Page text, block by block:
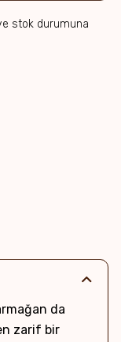
stok durumuna
da
zarif bir